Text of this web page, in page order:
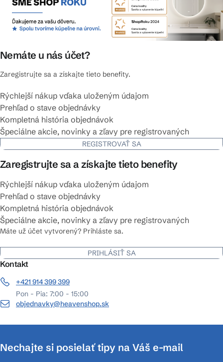
Nemáte u nás účet?
Zaregistrujte sa a získajte tieto benefity.
Rýchlejší nákup vďaka uloženým údajom
Prehľad o stave objednávky
Kompletná história objednávok
Špeciálne akcie, novinky a zľavy pre registrovaných
REGISTROVAŤ SA
Zaregistrujte sa a získajte tieto benefity
Rýchlejší nákup vďaka uloženým údajom
Prehľad o stave objednávky
Kompletná história objednávok
Špeciálne akcie, novinky a zľavy pre registrovaných
Máte už účet vytvorený? Prihláste sa.
PRIHLÁSIŤ SA
Kontakt
+421 914 399 399
Pon - Pia: 7:00 - 15:00
objednavky@heavenshop.sk
Nechajte si posielať tipy na Váš e-mail